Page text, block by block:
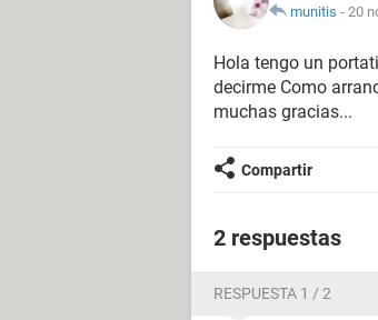
munitis - 20
Hola tengo un
decirme Como
muchas gracias...
Compartir
2 respuestas
RESPUESTA 1 / 2